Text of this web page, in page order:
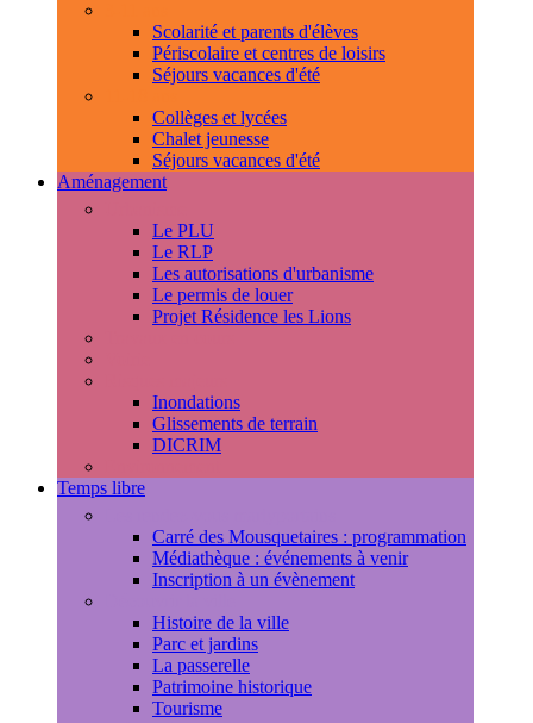
Scolarité et parents d'élèves
Périscolaire et centres de loisirs
Séjours vacances d'été
Collèges et lycées
Chalet jeunesse
Séjours vacances d'été
Aménagement
Le PLU
Le RLP
Les autorisations d'urbanisme
Le permis de louer
Projet Résidence les Lions
Inondations
Glissements de terrain
DICRIM
Temps libre
Carré des Mousquetaires : programmation
Médiathèque : événements à venir
Inscription à un évènement
Histoire de la ville
Parc et jardins
La passerelle
Patrimoine historique
Tourisme